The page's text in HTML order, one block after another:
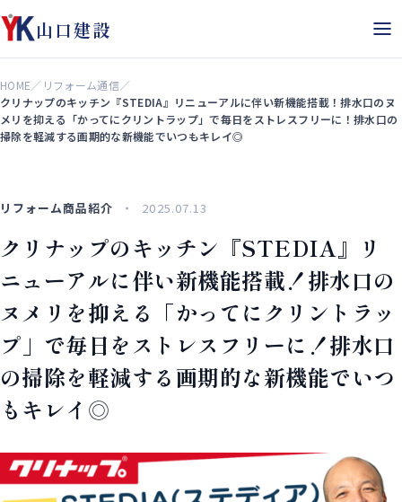
山口建設
HOME／ リフォーム通信／
クリナップのキッチン『STEDIA』リニューアルに伴い新機能搭載！排水口のヌ
メリを抑える「かってにクリントラップ」で毎日をストレスフリーに！排水口の
掃除を軽減する画期的な新機能でいつもキレイ◎
リフォーム商品紹介 2025.07.13
クリナップのキッチン『STEDIA』リ
ニューアルに伴い新機能搭載！排水口の
ヌメリを抑える「かってにクリントラッ
プ」で毎日をストレスフリーに！排水口
の掃除を軽減する画期的な新機能でいつ
もキレイ◎